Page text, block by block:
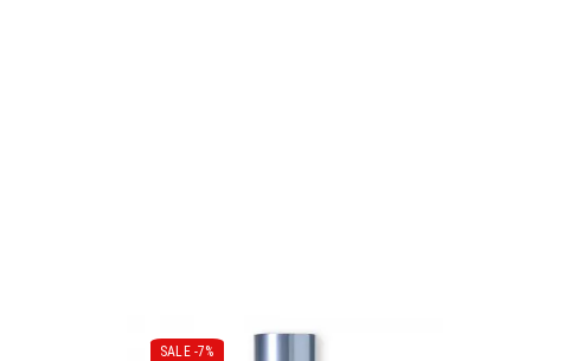
SALE -7%